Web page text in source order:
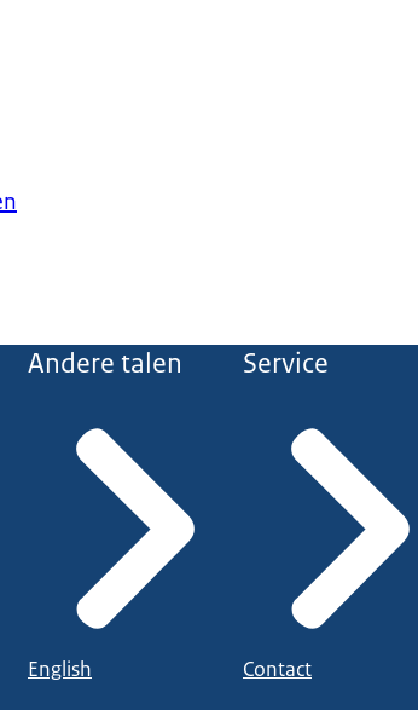
Andere talen
English
Service
Contact